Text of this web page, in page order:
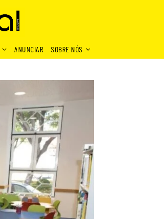
ANUNCIAR SOBRE NÓS